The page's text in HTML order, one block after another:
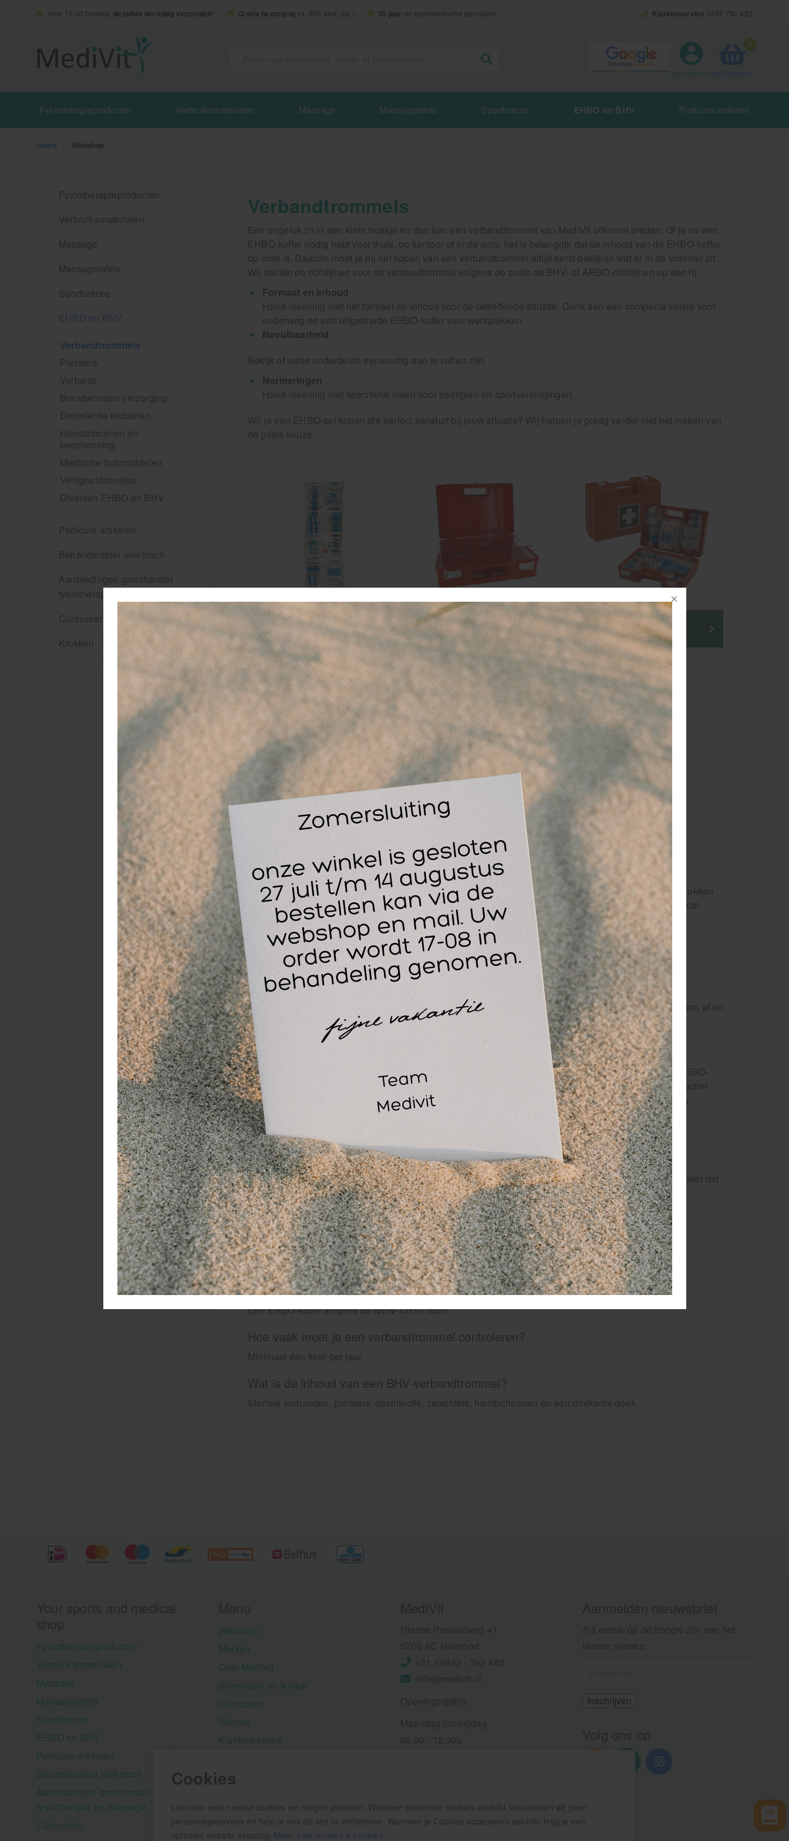
Cookies
Laat ons weten welke cookies we mogen plaatsen. Wanneer essentiële cookies aanklikt verzamelen wij geen
persoonsgegevens en help je ons de site te verbeteren. Wanneer je Cookies accepteren aanklikt krijg je een
optimale website ervaring. Meer over privacy & cookies
Voor 15.00 besteld, dezelfde werkdag verzonden* Gratis bezorging va. €95 excl. (NL) 30 jaar dé sportmedische specialist Klantenservice 0492 792 482
0
mijn account
Fysiotherapieproducten Verbruiksmaterialen Massage Massagetafels Sportbraces EHBO en BHV Pedicure artikelen
Home Webshop
Fysiotherapieproducten
Verbruiksmaterialen
Massage
Massagetafels
Sportbraces
EHBO en BHV
Verbandtrommels
Pleisters
Verband
Brandwonden verzorging
Desinfectie middelen
Handschoenen en
bescherming
Medische hulpmiddelen
Veiligheidshesjes
Diversen EHBO en BHV
Pedicure artikelen
Behandelstoel elektrisch
Aanbiedingen groothandel
fysiotherapie en massage
Cursussen
Krukken
Verbandtrommels
Een ongeluk zit in een klein hoekje en dan kan een verbandtrommel van MediVit uitkomst bieden. Of je nu een
EHBO-koffer nodig hebt voor thuis, op kantoor of in de auto, het is belangrijk dat de inhoud van de EHBO-koffer
op orde is. Daarom moet je bij het kopen van een verbandtrommel altijd eerst bekijken wat er in de trommel zit.
Wij stellen de richtlijnen voor de verbandtrommel volgens de zoals de BHV- of ARBO-richtlijnen op een rij:
Formaat en inhoud
Houd rekening met het formaat en inhoud voor de betreffende situatie. Denk aan een compacte versie voor
onderweg en een uitgebreide EHBO-koffer voor werkplekken.
Navulbaarheid
Bekijk of losse onderdelen eenvoudig aan te vullen zijn.
Normeringen
Houd rekening met specifieke eisen voor bedrijven en sportverenigingen.
Wil je een EHBO-set kopen die perfect aansluit bij jouw situatie? Wij helpen je graag verder met het maken van
de juiste keuze.
Verbandtrommel
VULLING
Verbandtrommel LEEG
Verbandtrommel
GEVULD
EHBO en EHBSO tassen
Verbandtrommel voor thuis
Wat moet er in een verbandtrommel voor thuis zitten? Een verbandtrommel in huis helpt bij kleine ongelukken
zoals snijwonden, schaafwonden en brandwonden. Een EHBO-kit voor in huis moet ten minste een aantal
basishulpmiddelen bevatten. De basisuitrusting van een verbandtrommel moet minimaal bevatten:
Steriele verbanden en pleisters
Desinfectiemiddel en alcoholdoekjes
Schaartje en pincet
Handschoenen, zwachtels en een driehoekige doek
Een EHBO-koffer voor thuis is minder uitgebreid dan een complete BHV-set, maar het is wel belangrijk om af en
toe de inhoud van de koffer te controleren en aan te vullen.
BHV-verbandtrommel
Een BHV-verbandtrommel is een musthave voor elke werkplek. Volgens de ARBO-normen moet een EHBO-
koffer op de werkplek voldoen aan specifieke eisen (volgens de NEN-13157 norm), zodat je snel en effectief
kunt handelen bij een ongeval. Naast de basisuitrusting moet een BHV-verbandtrommel ook extra items
bevatten zoals brandwondenzorg of middelen voor reanimatie. Zo zorg je voor een veilige plek voor je
medewerkers.
Wees voorbereid met de verbandtrommel
Zorg dat je altijd voorbereid bent op noodgevallen met deverbandtrommels van MediVit. Dan weet je zeker dat
je alle benodigdheden binnen handbereik hebt.
Veelgestelde vragen
Wat is het verschil tussen een EHBO-koffer en een verbandtrommel?
Een EHBO-koffer is uitgebreid en een verbandtrommel is voor basisnoodgevallen.
Welke EHBO-koffer is verplicht op de werkplek?
Een EHBO-koffer volgens de NEN-13157 norm.
Hoe vaak moet je een verbandtrommel controleren?
Minimaal één keer per jaar.
Wat is de inhoud van een BHV-verbandtrommel?
Steriele verbanden, pleisters, desinfectie, zwachtels, handschoenen en een driekante doek.
Fysiotherapieproducten
Verbruiksmaterialen
Massage
Massagetafels
Sportbraces
EHBO en BHV
Pedicure artikelen
Behandelstoel elektrisch
Aanbiedingen groothandel
fysiotherapie en massage
Cursussen
Webshop
Merken
Over MediVit
Showroom en winkel
Cursussen
Nieuws
Klantenservice
Aanbiedingen